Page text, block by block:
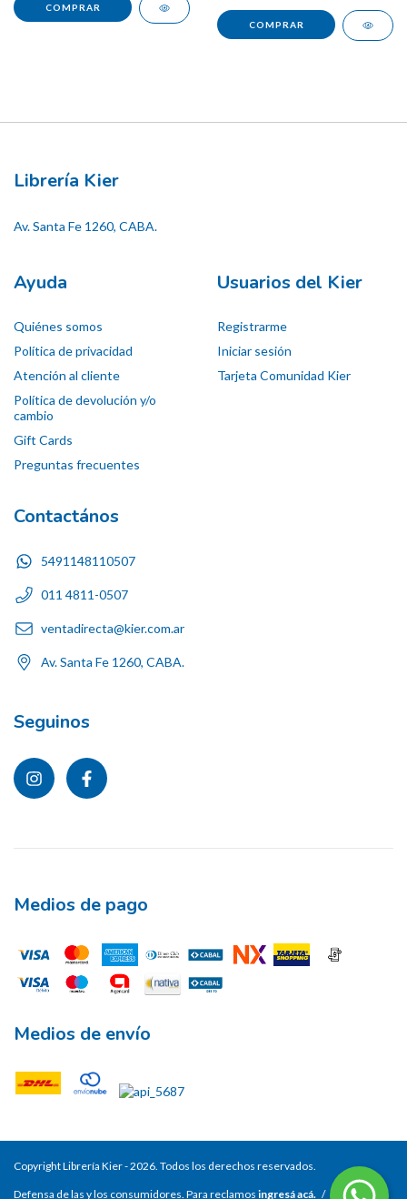
Librería Kier
Av. Santa Fe 1260, CABA.
Ayuda
Quiénes somos
Política de privacidad
Atención al cliente
Política de devolución y/o
cambio
Gift Cards
Preguntas frecuentes
Usuarios del Kier
Registrarme
Iniciar sesión
Tarjeta Comunidad Kier
Contactános
5491148110507
011 4811-0507
ventadirecta@kier.com.ar
Av. Santa Fe 1260, CABA.
Seguinos
Medios de pago
Medios de envío
Copyright Librería Kier - 2026. Todos los derechos reservados.
Defensa de las y los consumidores. Para reclamos ingresá acá. / Botón de